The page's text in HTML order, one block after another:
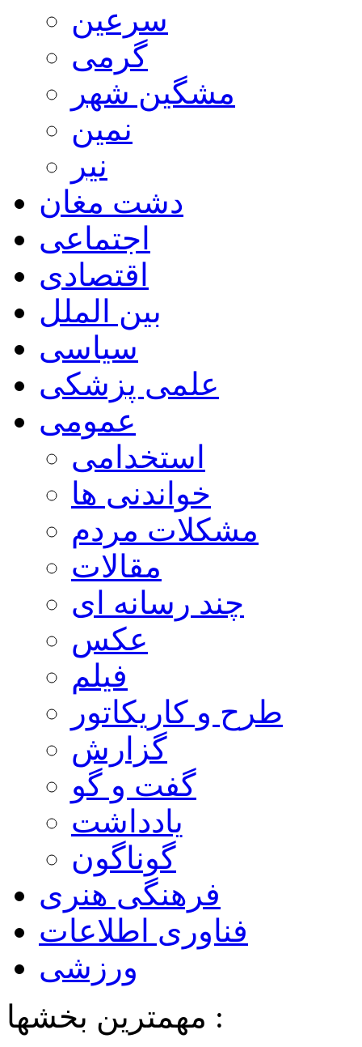
سرعین
گرمی
مشگین شهر
نمین
نیر
دشت مغان
اجتماعی
اقتصادی
بین الملل
سیاسی
علمی پزشکی
عمومی
استخدامی
خواندنی ها
مشکلات مردم
مقالات
چند رسانه ای
عکس
فیلم
طرح و کاریکاتور
گزارش
گفت و گو
یادداشت
گوناگون
فرهنگی هنری
فناوری اطلاعات
ورزشی
مهمترین بخشها :